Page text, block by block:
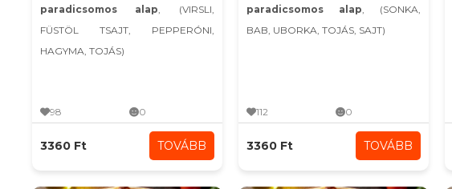
paradicsomos alap, (VIRSLI,
FÜSTÖL TSAJT, PEPPERÓNI,
HAGYMA, TOJÁS)
98 0
3360 Ft TOVÁBB
paradicsomos alap, (SONKA,
BAB, UBORKA, TOJÁS, SAJT)
112 0
3360 Ft TOVÁBB